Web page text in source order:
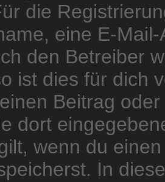
die
eine E-
den Betreiber
ist dies für dich
Beitrag
dort
wenn du
In